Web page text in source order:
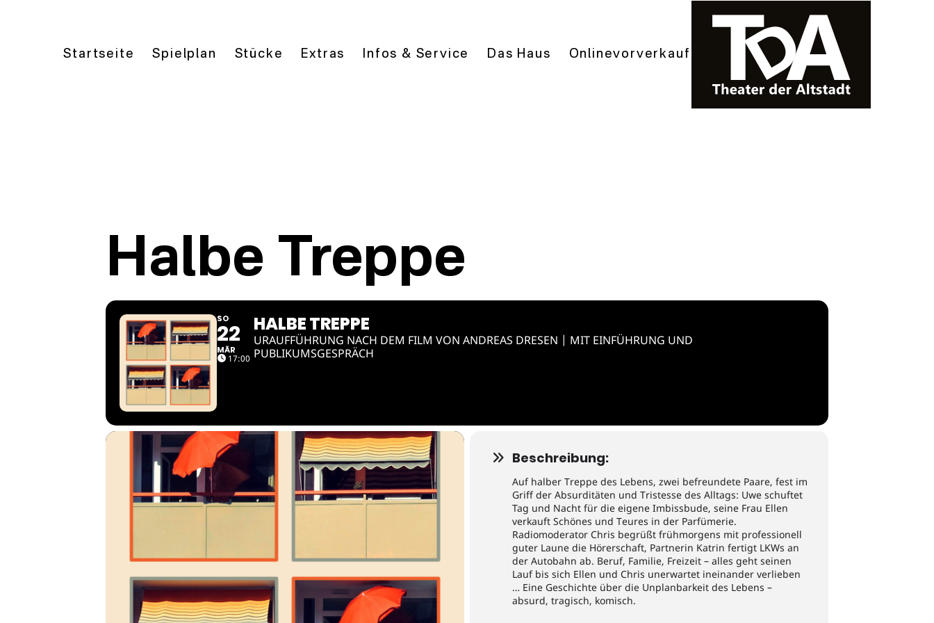
Startseite Spielplan Stücke Extras Infos & Service Das Haus Onlinevorverkauf
Halbe Treppe
SO
22
MÄR
17:00
HALBE TREPPE
URAUFFÜHRUNG NACH DEM FILM VON ANDREAS DRESEN | MIT EINFÜHRUNG UND
PUBLIKUMSGESPRÄCH
Beschreibung:
Auf halber Treppe des Lebens, zwei befreundete Paare, fest im
Griff der Absurditäten und Tristesse des Alltags: Uwe schuftet
Tag und Nacht für die eigene Imbissbude, seine Frau Ellen
verkauft Schönes und Teures in der Parfümerie.
Radiomoderator Chris begrüßt frühmorgens mit professionell
guter Laune die Hörerschaft, Partnerin Katrin fertigt LKWs an
der Autobahn ab. Beruf, Familie, Freizeit – alles geht seinen
Lauf bis sich Ellen und Chris unerwartet ineinander verlieben
… Eine Geschichte über die Unplanbarkeit des Lebens –
absurd, tragisch, komisch.